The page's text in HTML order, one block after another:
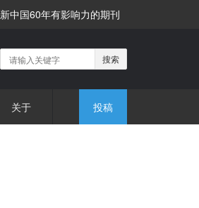
新中国60年有影响力的期刊
搜索
关于 投稿